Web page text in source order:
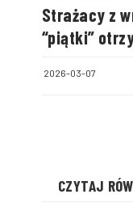
Strażacy z
“piątki”
2026-03-07
CZYTAJ